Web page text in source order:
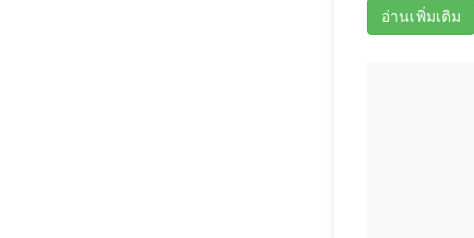
อ่านเพิ่มเติม